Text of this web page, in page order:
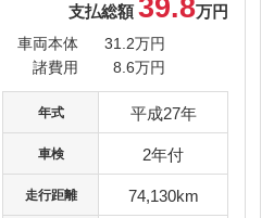
支払総額39.8万円
車両本体
31.2万円
諸費用
8.6万円
年式 平成27年
車検 2年付
走行距離 74,130km